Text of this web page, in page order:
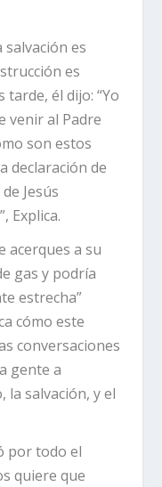
salvación es
es
tarde, él dijo: “Yo
venir al Padre
son estos
declaración de
Jesús
Explica.
acerques a su
gas y podría
estrecha”
cómo este
conversaciones
gente a
la salvación, y el
por todo el
quiere que